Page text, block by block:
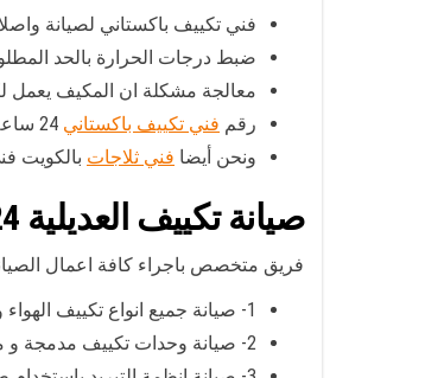
فني تكييف باكستاني لصيانة
ضبط درجات الحرارة بالحد
معالجة مشكلة ان المكيف يعمل
رقم فني تكييف باكستاني
ونحن أيضا فني ثلاجات بالكويت
صيانة تكييف العديلية
فريق متخصص باجراء كافة اعمال
1- صيانة جميع انواع تكييف الهواء وفق اساس سنوي او نصف سنوي.
2- صيانة وحدات تكييف مدمجة و منفصلة.